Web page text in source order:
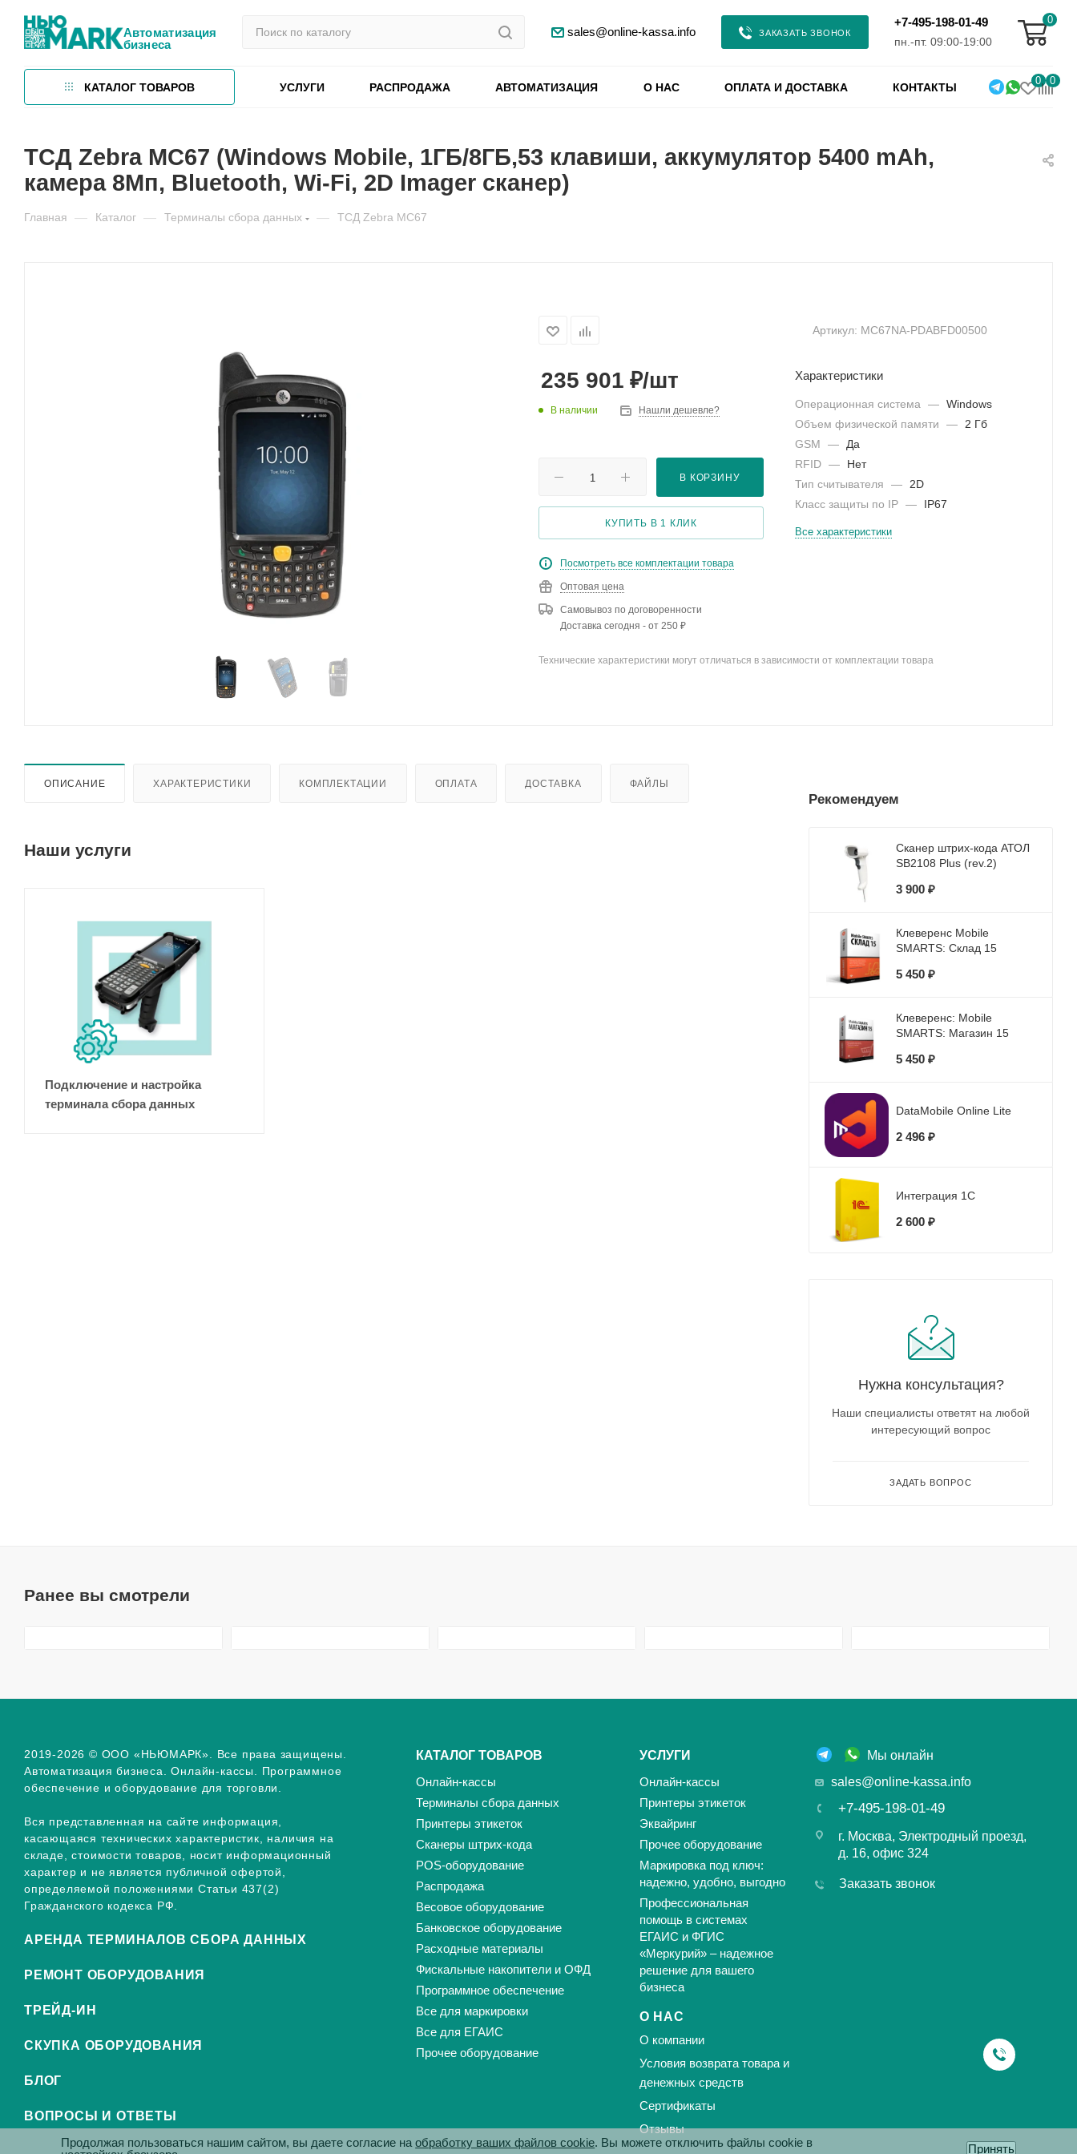
Автоматизация
бизнеса
sales@online-kassa.info ЗАКАЗАТЬ ЗВОНОК
+7-495-198-01-49
пн.-пт. 09:00-19:00
0
КАТАЛОГ ТОВАРОВ УСЛУГИ РАСПРОДАЖА АВТОМАТИЗАЦИЯ О НАС ОПЛАТА И ДОСТАВКА КОНТАКТЫ
0 0
ТСД Zebra MC67 (Windows Mobile, 1ГБ/8ГБ,53 клавиши, аккумулятор 5400 mAh,
камера 8Мп, Bluetooth, Wi-Fi, 2D Imager сканер)
Главная — Каталог — Терминалы сбора данных — ТСД Zebra MC67
Артикул: MC67NA-PDABFD00500
235 901 ₽/шт
В наличии Нашли дешевле?
В КОРЗИНУ
КУПИТЬ В 1 КЛИК
Посмотреть все комплектации товара
Оптовая цена
Самовывоз по договоренности
Доставка сегодня - от 250 ₽
Характеристики
Операционная система — Windows
Объем физической памяти
— 2 Гб
GSM
— Да
RFID —
Нет
Тип считывателя
— 2D
Класс защиты по IP — IP67
Все характеристики
Технические характеристики могут отличаться в зависимости от комплектации товара
ОПИСАНИЕ ХАРАКТЕРИСТИКИ КОМПЛЕКТАЦИИ ОПЛАТА ДОСТАВКА ФАЙЛЫ
Наши услуги
Подключение и настройка
терминала сбора данных
Рекомендуем
Сканер штрих-кода АТОЛ
SB2108 Plus (rev.2)
3 900 ₽
Клеверенс Mobile
SMARTS: Склад 15
5 450 ₽
Клеверенс: Mobile
SMARTS: Магазин 15
5 450 ₽
DataMobile Online Lite
2 496 ₽
Интеграция 1С
2 600 ₽
Нужна консультация?
Наши специалисты ответят на любой
интересующий вопрос
ЗАДАТЬ ВОПРОС
Ранее вы смотрели
2019-2026 © ООО «НЬЮМАРК». Все права защищены.
Автоматизация бизнеса. Онлайн-кассы. Программное
обеспечение и оборудование для торговли.
Вся представленная на сайте информация,
касающаяся технических характеристик, наличия на
складе, стоимости товаров, носит информационный
характер и не является публичной офертой,
определяемой положениями Статьи 437(2)
Гражданского кодекса РФ.
АРЕНДА ТЕРМИНАЛОВ СБОРА ДАННЫХ
РЕМОНТ ОБОРУДОВАНИЯ
ТРЕЙД-ИН
СКУПКА ОБОРУДОВАНИЯ
БЛОГ
ВОПРОСЫ И ОТВЕТЫ
КАТАЛОГ ТОВАРОВ
Онлайн-кассы
Терминалы сбора данных
Принтеры этикеток
Сканеры штрих-кода
POS-оборудование
Распродажа
Весовое оборудование
Банковское оборудование
Расходные материалы
Фискальные накопители и ОФД
Программное обеспечение
Все для маркировки
Все для ЕГАИС
Прочее оборудование
УСЛУГИ
Онлайн-кассы
Принтеры этикеток
Эквайринг
Прочее оборудование
Маркировка под ключ:
надежно, удобно, выгодно
Профессиональная
помощь в системах
ЕГАИС и ФГИС
«Меркурий» – надежное
решение для вашего
бизнеса
О НАС
О компании
Условия возврата товара и
денежных средств
Сертификаты
Отзывы
Мы онлайн
sales@online-kassa.info
+7-495-198-01-49
г. Москва, Электродный проезд,
д. 16, офис 324
Заказать звонок
Продолжая пользоваться нашим сайтом, вы даете согласие наобработку ваших файлов cookie. Вы можете отключить файлы cookie в
Принять